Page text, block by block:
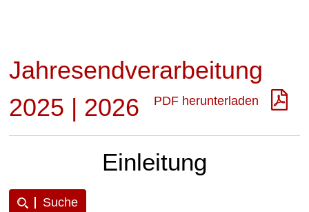
Jahresendverarbeitung
2025 | 2026
PDF herunterladen
Einleitung